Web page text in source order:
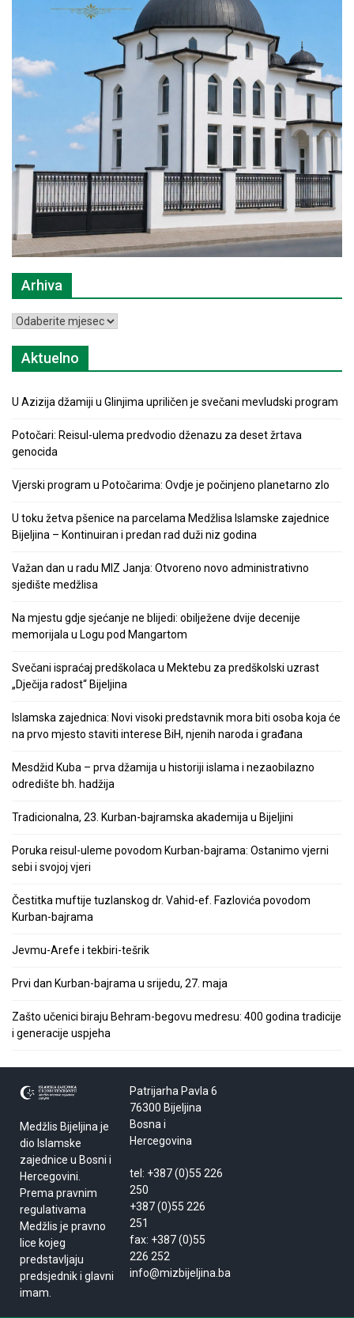
Arhiva
Arhiva
Aktuelno
U Azizija džamiji u Glinjima upriličen je svečani mevludski program
Potočari: Reisul-ulema predvodio dženazu za deset žrtava
genocida
Vjerski program u Potočarima: Ovdje je počinjeno planetarno zlo
U toku žetva pšenice na parcelama Medžlisa Islamske zajednice
Bijeljina – Kontinuiran i predan rad duži niz godina
Važan dan u radu MIZ Janja: Otvoreno novo administrativno
sjedište medžlisa
Na mjestu gdje sjećanje ne blijedi: obilježene dvije decenije
memorijala u Logu pod Mangartom
Svečani ispraćaj predškolaca u Mektebu za predškolski uzrast
„Dječija radost“ Bijeljina
Islamska zajednica: Novi visoki predstavnik mora biti osoba koja će
na prvo mjesto staviti interese BiH, njenih naroda i građana
Mesdžid Kuba – prva džamija u historiji islama i nezaobilazno
odredište bh. hadžija
Tradicionalna, 23. Kurban-bajramska akademija u Bijeljini
Poruka reisul-uleme povodom Kurban-bajrama: Ostanimo vjerni
sebi i svojoj vjeri
Čestitka muftije tuzlanskog dr. Vahid-ef. Fazlovića povodom
Kurban-bajrama
Jevmu-Arefe i tekbiri-tešrik
Prvi dan Kurban-bajrama u srijedu, 27. maja
Zašto učenici biraju Behram-begovu medresu: 400 godina tradicije
i generacije uspjeha
Medžlis Bijeljina je
dio Islamske
zajednice u Bosni i
Hercegovini.
Prema pravnim
regulativama
Medžlis je pravno
lice kojeg
predstavljaju
predsjednik i glavni
imam.
Patrijarha Pavla 6
76300 Bijeljina
Bosna i
Hercegovina
tel: +387 (0)55 226
250
+387 (0)55 226
251
fax: +387 (0)55
226 252
info@mizbijeljina.ba